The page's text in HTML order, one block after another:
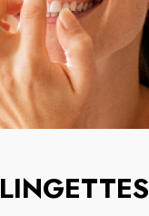
LINGETTES